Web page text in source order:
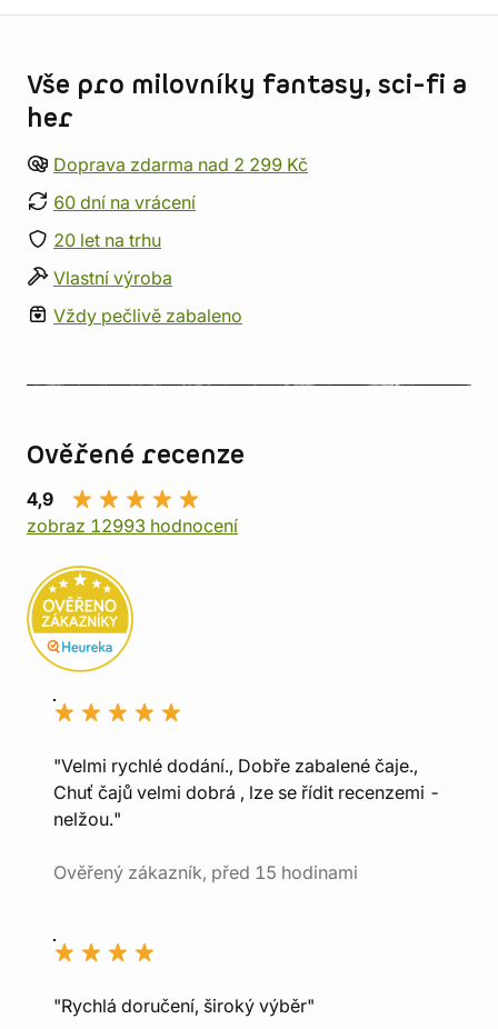
Vše pro milovníky fantasy, sci-fi a
her
Doprava zdarma nad 2 299 Kč
60 dní na vrácení
20 let na trhu
Vlastní výroba
Vždy pečlivě zabaleno
Ověřené recenze
4,9
zobraz 12993 hodnocení
"Velmi rychlé dodání., Dobře zabalené čaje.,
Chuť čajů velmi dobrá , lze se řídit recenzemi -
nelžou."
Ověřený zákazník, před 15 hodinami
"Rychlá doručení, široký výběr"